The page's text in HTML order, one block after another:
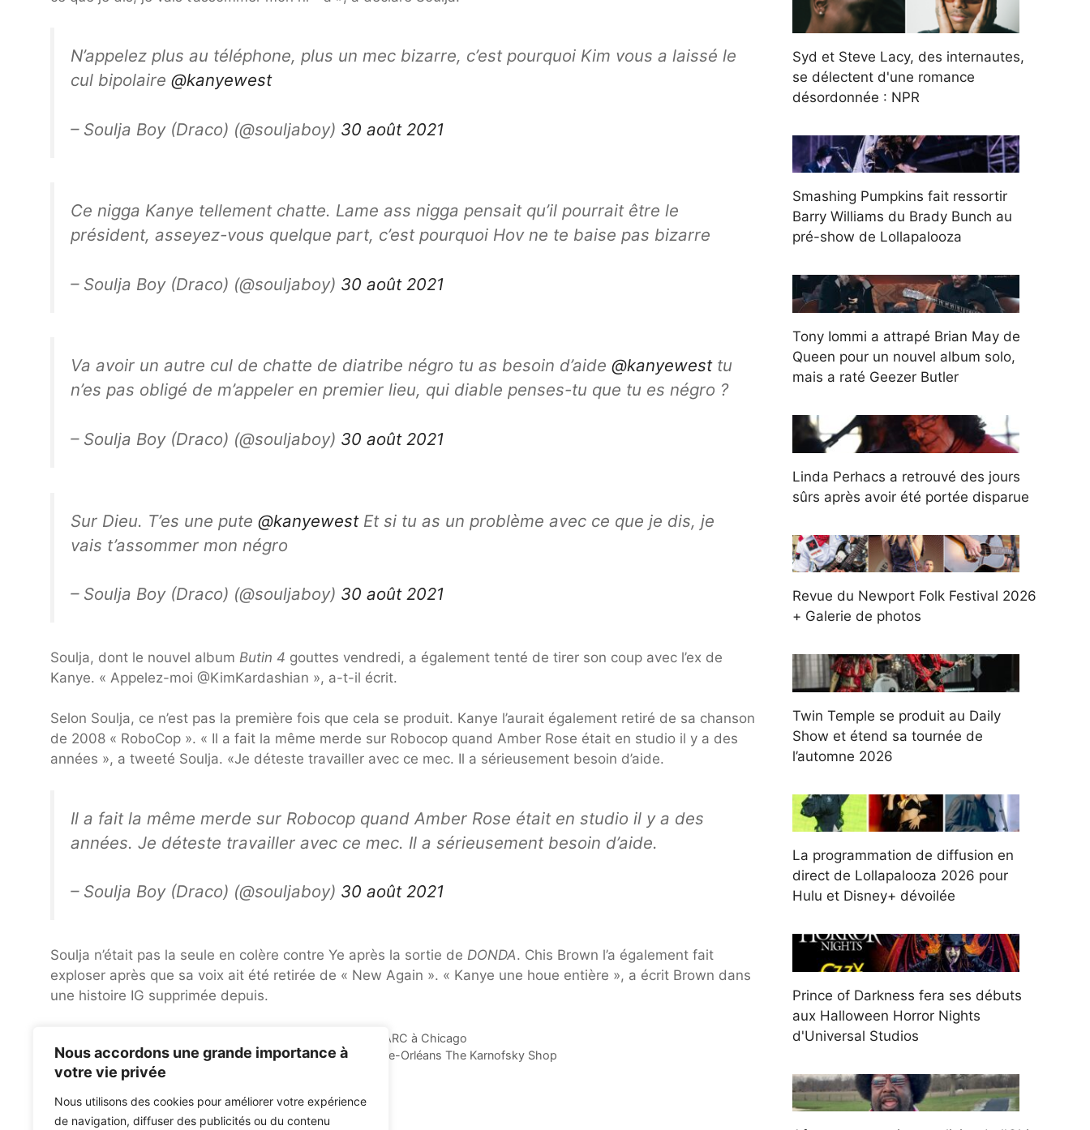
Nous accordons une grande importance à
votre vie privée
Nous utilisons des cookies pour améliorer votre expérience
de navigation, diffuser des publicités ou du contenu
N’appelez plus au téléphone, plus un mec bizarre, c’est pourquoi Kim vous a laissé le
cul bipolaire @kanyewest
– Soulja Boy (Draco) (@souljaboy) 30 août 2021
Ce nigga Kanye tellement chatte. Lame ass nigga pensait qu’il pourrait être le
président, asseyez-vous quelque part, c’est pourquoi Hov ne te baise pas bizarre
– Soulja Boy (Draco) (@souljaboy) 30 août 2021
Va avoir un autre cul de chatte de diatribe négro tu as besoin d’aide @kanyewesttu
n’es pas obligé de m’appeler en premier lieu, qui diable penses-tu que tu es négro ?
– Soulja Boy (Draco) (@souljaboy) 30 août 2021
Sur Dieu. T’es une pute @kanyewestEt si tu as un problème avec ce que je dis, je
vais t’assommer mon négro
– Soulja Boy (Draco) (@souljaboy) 30 août 2021
Soulja, dont le nouvel album Butin 4 gouttes vendredi, a également tenté de tirer son coup avec l’ex de
Kanye. « Appelez-moi @KimKardashian », a-t-il écrit.
Selon Soulja, ce n’est pas la première fois que cela se produit. Kanye l’aurait également retiré de sa chanson
de 2008 « RoboCop ». « Il a fait la même merde sur Robocop quand Amber Rose était en studio il y a des
années », a tweeté Soulja. «Je déteste travailler avec ce mec. Il a sérieusement besoin d’aide.
Il a fait la même merde sur Robocop quand Amber Rose était en studio il y a des
années. Je déteste travailler avec ce mec. Il a sérieusement besoin d’aide.
– Soulja Boy (Draco) (@souljaboy) 30 août 2021
Soulja n’était pas la seule en colère contre Ye après la sortie de DONDA. Chis Brown l’a également fait
exploser après que sa voix ait été retirée de « New Again ». « Kanye une houe entière », a écrit Brown dans
une histoire IG supprimée depuis.
5 sets à ne pas manquer au début du festival de musique ARC à Chicago
L’ouragan Ida détruit le légendaire site de jazz de la Nouvelle-Orléans The Karnofsky Shop
Syd et Steve Lacy, des internautes,
se délectent d'une romance
désordonnée : NPR
Smashing Pumpkins fait ressortir
Barry Williams du Brady Bunch au
pré-show de Lollapalooza
Tony Iommi a attrapé Brian May de
Queen pour un nouvel album solo,
mais a raté Geezer Butler
Linda Perhacs a retrouvé des jours
sûrs après avoir été portée disparue
Revue du Newport Folk Festival 2026
+ Galerie de photos
Twin Temple se produit au Daily
Show et étend sa tournée de
l’automne 2026
La programmation de diffusion en
direct de Lollapalooza 2026 pour
Hulu et Disney+ dévoilée
Prince of Darkness fera ses débuts
aux Halloween Horror Nights
d'Universal Studios